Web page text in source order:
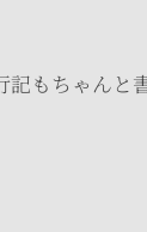
もちゃんと